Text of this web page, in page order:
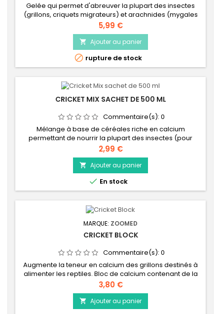
Gelée qui permet d'abreuver la plupart des insectes
(grillons, criquets migrateurs) et arachnides (mygales
et scorpions) et d'éviter les risques de noyade. Lorsque
la gelée diminue, il suffit de rajouter de l’eau et elle se
reforme. Jeter lorsque la gelée est trop sale. Pot de 500
ml. Rapport qualité prix / imbattable.
Prix
5,99 €
 Ajouter au panier
 rupture de stock
CRICKET MIX SACHET DE 500 ML
Commentaire(s): 0
Mélange à base de céréales riche en calcium
permettant de nourrir la plupart des insectes (pour
grillons, criquets, vers de farine, vers morios). En
enrichissant vos grillons vous enrichissez vos reptiles.
Nouveau conditionnement
Prix
2,99 €
 Ajouter au panier
 En stock
MARQUE: ZOOMED
CRICKET BLOCK
Commentaire(s): 0
Augmente la teneur en calcium des grillons destinés à
alimenter les reptiles. Bloc de calcium contenant de la
nourriture pour augmenter la valeur nutritionnelle des
grillons. Facile à utiliser! Il suffit de placer le bloc dans le
bac avec les grillons.
Prix
3,80 €
 Ajouter au panier